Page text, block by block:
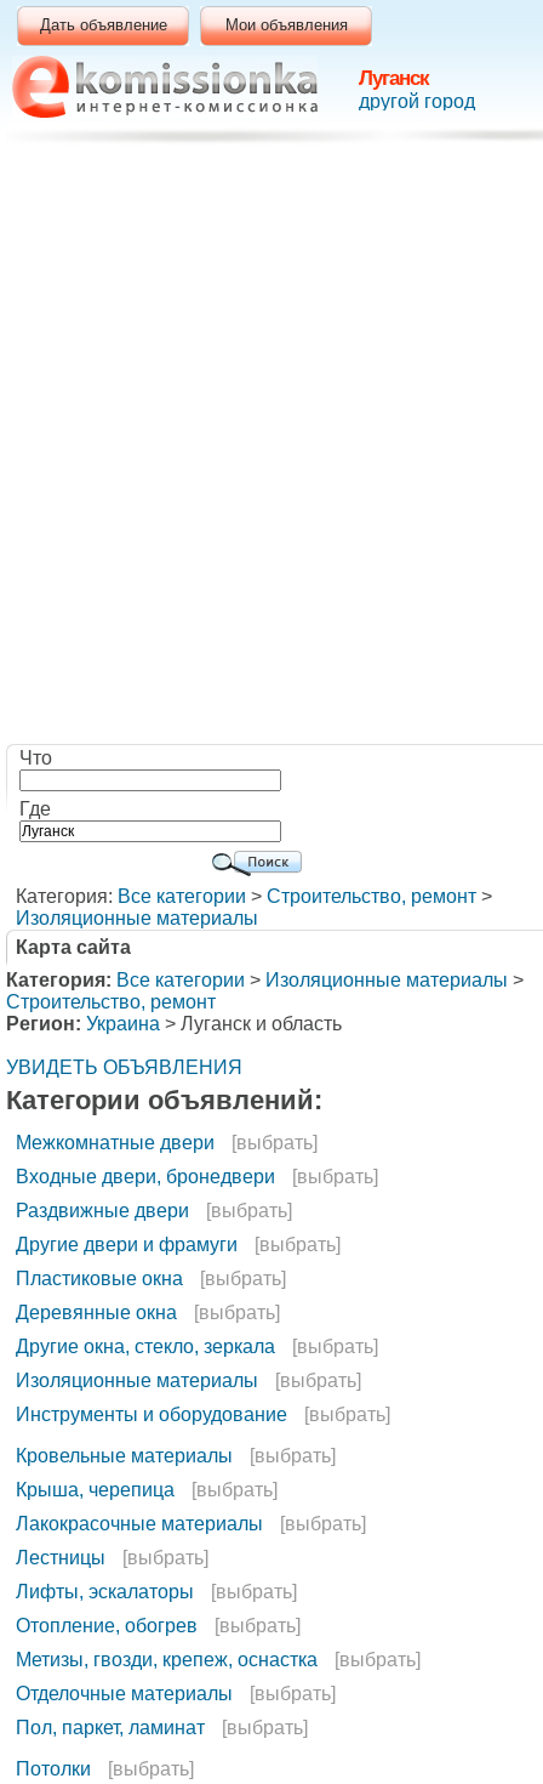
Луганск
другой город
Дать объявление Мои объявления
Что
Где
Категория: Все категории > Строительство, ремонт >
Изоляционные материалы
Карта сайта
Категория: Все категории > Изоляционные материалы >
Строительство, ремонт
Регион: Украина > Луганск и область
УВИДЕТЬ ОБЪЯВЛЕНИЯ
Категории объявлений:
Межкомнатные двери
[выбрать]
Входные двери, бронедвери
[выбрать]
Раздвижные двери
[выбрать]
Другие двери и фрамуги
[выбрать]
Пластиковые окна
[выбрать]
Деревянные окна
[выбрать]
Другие окна, стекло, зеркала
[выбрать]
Изоляционные материалы
[выбрать]
Инструменты и оборудование
[выбрать]
Кровельные материалы
[выбрать]
Крыша, черепица
[выбрать]
Лакокрасочные материалы
[выбрать]
Лестницы
[выбрать]
Лифты, эскалаторы
[выбрать]
Отопление, обогрев
[выбрать]
Метизы, гвозди, крепеж, оснастка
[выбрать]
Отделочные материалы
[выбрать]
Пол, паркет, ламинат
[выбрать]
Потолки
[выбрать]